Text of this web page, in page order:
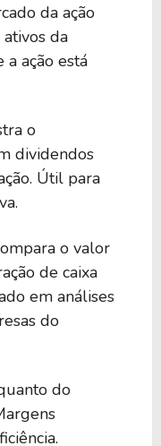
da ação
da
a ação está
o
dividendos
Útil para
o valor
de caixa
em análises
do
do